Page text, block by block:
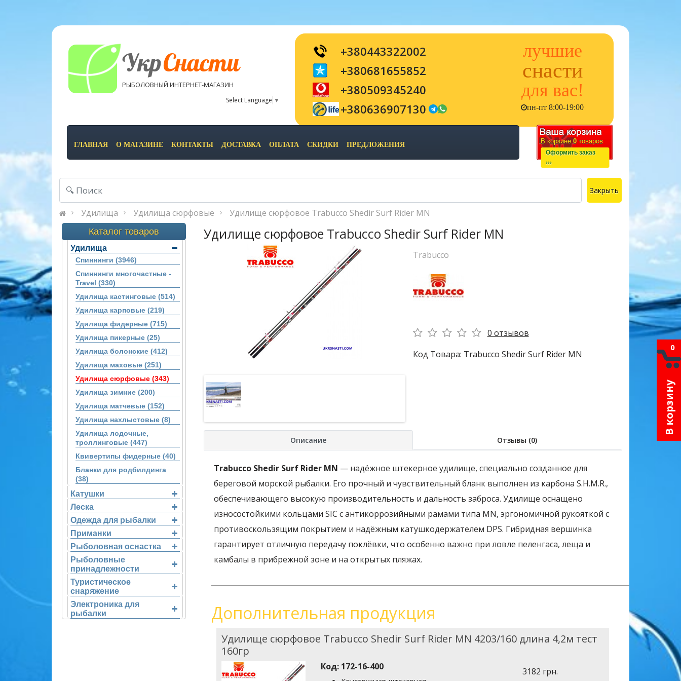
УкрСнасти
РЫБОЛОВНЫЙ ИНТЕРНЕТ-МАГАЗИН
Select Language ▼
+380443322002
+380681655852
+380509345240
+380636907130
лучшие
снасти
для вас!
пн-пт 8:00-19:00
ГЛАВНАЯ О МАГАЗИНЕ КОНТАКТЫ ДОСТАВКА ОПЛАТА СКИДКИ ПРЕДЛОЖЕНИЯ В корзине 0 товаров
Оформить заказ
›››
Закрыть
Удилища Удилища сюрфовые Удилище сюрфовое Trabucco Shedir Surf Rider MN
Каталог товаров
Удилища
Спиннинги (3946)
Спиннинги многочастные -
Travel (330)
Удилища кастинговые (514)
Удилища карповые (219)
Удилища фидерные (715)
Удилища пикерные (25)
Удилища болонские (412)
Удилища маховые (251)
Удилища сюрфовые (343)
Удилища зимние (200)
Удилища матчевые (152)
Удилища нахлыстовые (8)
Удилища лодочные,
троллинговые (447)
Квивертипы фидерные (40)
Бланки для родбилдинга
(38)
Катушки
Леска
Одежда для рыбалки
Приманки
Рыболовная оснастка
Рыболовные
принадлежности
Туристическое
снаряжение
Электроника для
рыбалки
Удилище сюрфовое Trabucco Shedir Surf Rider MN
Trabucco
0 отзывов
Код Товара: Trabucco Shedir Surf Rider MN
Описание Отзывы (0)
Trabucco Shedir Surf Rider MN — надёжное штекерное удилище, специально созданное для
береговой морской рыбалки. Его прочный и чувствительный бланк выполнен из карбона S.H.M.R.,
обеспечивающего высокую производительность и дальность заброса. Удилище оснащено
износостойкими кольцами SIC с антикоррозийными рамами типа MN, эргономичной рукояткой с
противоскользящим покрытием и надёжным катушкодержателем DPS. Гибридная вершинка
гарантирует отличную передачу поклёвки, что особенно важно при ловле пеленгаса, леща и
камбалы в прибрежной зоне и на открытых пляжах.
Дополнительная продукция
Удилище сюрфовое Trabucco Shedir Surf Rider MN 4203/160 длина 4,2м тест
160гр
Код: 172-16-400 3182 грн.
0
В корзину